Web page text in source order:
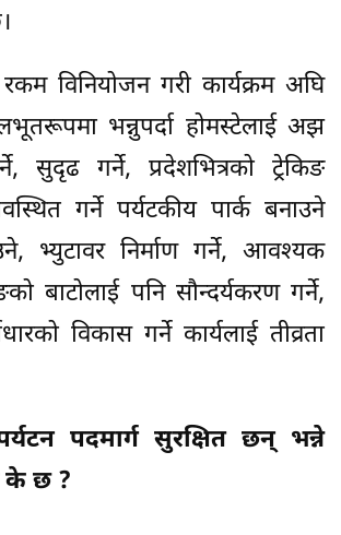
रकम विनियोजन गरी कार्यक्रम अघि
भन्नुपर्दा होमस्टेलाई अझ
सुदृढ गर्ने, प्रदेशभित्रको ट्रेकिङ
गर्ने पर्यटकीय पार्क बनाउने
भ्युटावर निर्माण गर्ने, आवश्यक
बाटोलाई पनि सौन्दर्यकरण गर्ने,
विकास गर्ने कार्यलाई तीव्रता
पदमार्ग सुरक्षित छन् भन्ने
के छ ?